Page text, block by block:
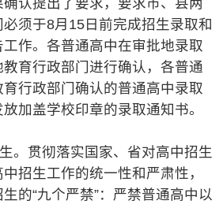
认提出了要求，要求市、县两
须于8月15日前完成招生录取和
作。各普通高中在审批地录取
育行政部门进行确认，各普通
行政部门确认的普通高中录取
加盖学校印章的录取通知书。
贯彻落实国家、省对高中招生
招生工作的统一性和严肃性，
的“九个严禁”：严禁普通高中以